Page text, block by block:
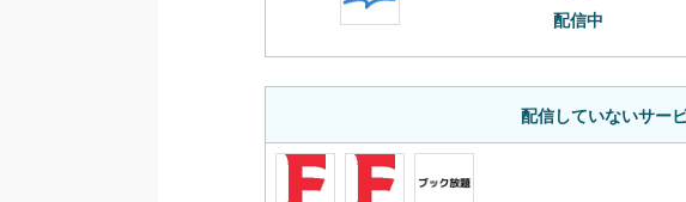
配信中
配信していないサー